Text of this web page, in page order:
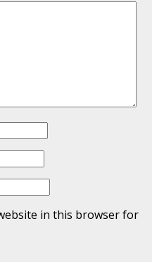
in this browser for